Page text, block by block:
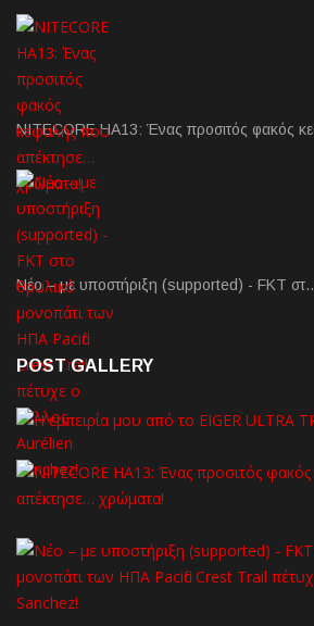
NITECORE HA13: Ένας προσιτός φακός
Νέο – με υποστήριξη (supported) - FKT
POST GALLERY